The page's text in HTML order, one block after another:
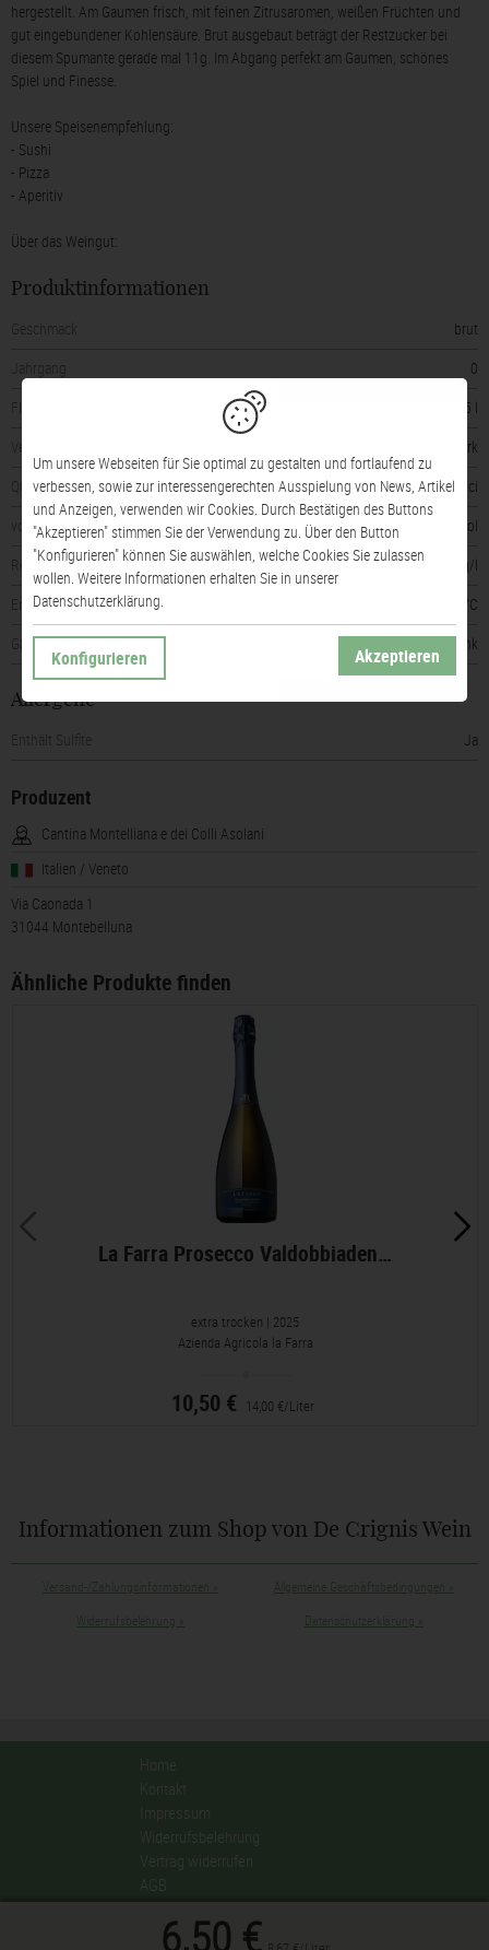
hergestellt. Am Gaumen frisch, mit feinen Zitrusaromen, weißen Früchten und
gut eingebundener Kohlensäure. Brut ausgebaut beträgt der Restzucker bei
diesem Spumante gerade mal 11g. Im Abgang perfekt am Gaumen, schönes
Spiel und Finesse.
Unsere Speisenempfehlung:
- Sushi
- Pizza
- Aperitiv
Über das Weingut:
Produktinformationen
Geschmack
brut
Jahrgang
0
Flaschengröße
0,75 l
Verschluss
Sekt-/Champagnerkork
Qualitätsstufe
Vini Generici
vorhandener Alkohol
11% vol
Restsüße
11 g/l
Empfohlene Trinktemperatur
von 6 bis 8 °C
Gärung
Edelstahltank
Allergene
Enthält Sulfite
Ja
6,50 €
Produzent
Cantina Montelliana e dei Colli Asolani
Italien / Veneto
Via Caonada 1
31044 Montebelluna
Ähnliche Produkte finden
La Farra Prosecco Valdobbiaden…
extra trocken | 2025
Azienda Agricola la Farra
10,50 € 14,00 €/Liter
Informationen zum Shop von De Crignis Wein
Versand-/Zahlungsinformationen Allgemeine Geschäftsbedingungen
Widerrufsbelehrung Datenschutzerklärung
Um unsere Webseiten für Sie optimal zu gestalten und fortlaufend zu
verbessen, sowie zur interessengerechten Ausspielung von News, Artikel
und Anzeigen, verwenden wir Cookies. Durch Bestätigen des Buttons
"Akzeptieren" stimmen Sie der Verwendung zu. Über den Button
"Konfigurieren" können Sie auswählen, welche Cookies Sie zulassen
wollen. Weitere Informationen erhalten Sie in unserer
Datenschutzerklärung.
Konfigurieren Akzeptieren
Home
Kontakt
Impressum
Widerrufsbelehrung
Vertrag widerrufen
AGB
Datenschutzerklärung
Privatsphäre-Einstellungen ändern